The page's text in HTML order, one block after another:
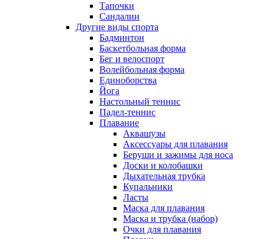
Тапочки
Сандалии
Другие виды спорта
Бадминтон
Баскетбольная форма
Бег и велоспорт
Волейбольная форма
Единоборства
Йога
Настольный теннис
Падел-теннис
Плавание
Аквашузы
Аксессуары для плавания
Беруши и зажимы для носа
Доски и колобашки
Дыхательная трубка
Купальники
Ласты
Маска для плавания
Маска и трубка (набор)
Очки для плавания